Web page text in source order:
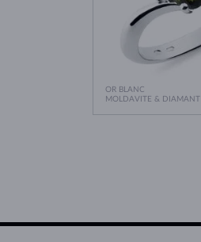
OR BLANC
MOLDAVITE & DIAMANT